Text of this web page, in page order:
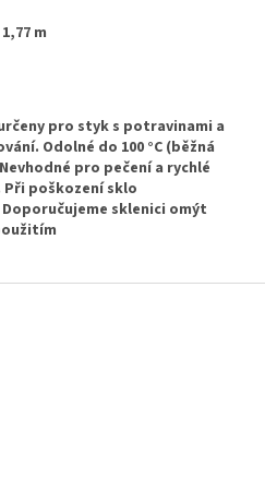
m
pro styk s potravinami a
Odolné do 100 °C (běžná
pro pečení a rychlé
poškození sklo
sklenici omýt